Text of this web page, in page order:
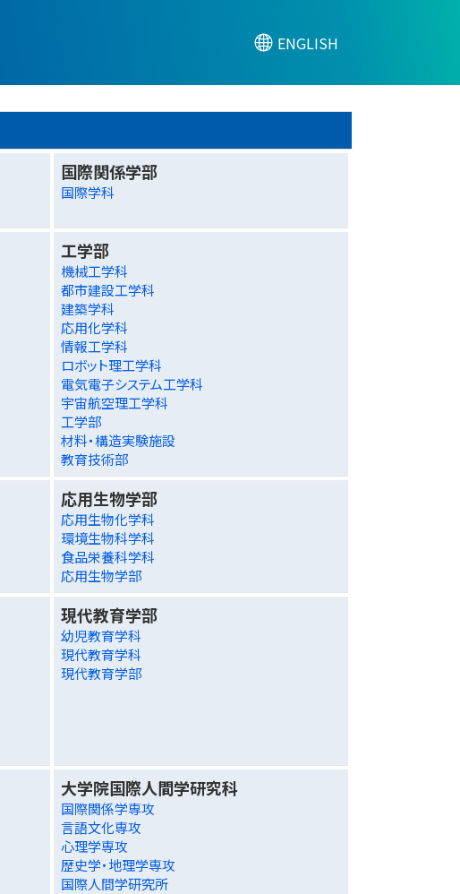
ENGLISH
国際関係学部
国際学科
工学部
機械工学科
都市建設工学科
建築学科
応用化学科
情報工学科
ロボット理工学科
電気電子システム工学科
宇宙航空理工学科
工学部
材料・構造実験施設
教育技術部
応用生物学部
応用生物化学科
環境生物科学科
食品栄養科学科
応用生物学部
現代教育学部
幼児教育学科
現代教育学科
現代教育学部
大学院国際人間学研究科
国際関係学専攻
言語文化専攻
心理学専攻
歴史学・地理学専攻
国際人間学研究所